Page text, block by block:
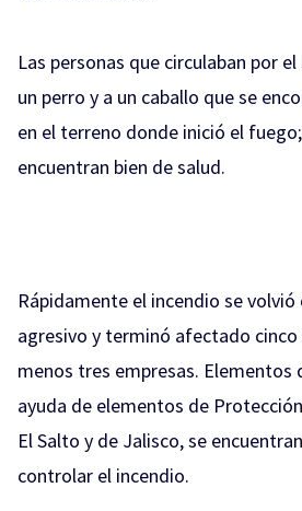
Las personas que circulaban por
un perro y a un caballo que se
en el terreno donde inició el
encuentran bien de salud.
Rápidamente el incendio se volvió
agresivo y terminó afectado
menos tres empresas. Elementos
ayuda de elementos de
El Salto y de Jalisco, se
controlar el incendio.